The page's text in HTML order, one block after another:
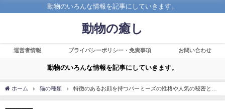
動物のいろんな情報を記事にしていきます。
動物の癒し
運営者情報 プライバシーポリシー・免責事項 お問い合わせ
動物のいろんな情報を記事にしていきます。
ホーム 猫の種類
特徴のあるお顔を持つバーミーズの性格や人気の秘密と
は？